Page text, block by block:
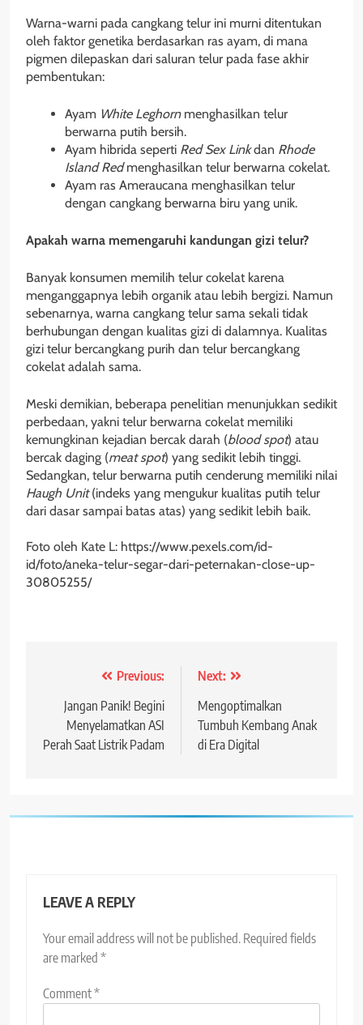
Warna-warni pada cangkang telur ini murni ditentukan
oleh faktor genetika berdasarkan ras ayam, di mana
pigmen dilepaskan dari saluran telur pada fase akhir
pembentukan:
Ayam White Leghorn menghasilkan telur
berwarna putih bersih.
Ayam hibrida seperti Red Sex Linkdan Rhode
Island Redmenghasilkan telur berwarna cokelat.
Ayam ras Ameraucana menghasilkan telur
dengan cangkang berwarna biru yang unik.
Apakah warna memengaruhi kandungan gizi telur?
Banyak konsumen memilih telur cokelat karena
menganggapnya lebih organik atau lebih bergizi. Namun
sebenarnya, warna cangkang telur sama sekali tidak
berhubungan dengan kualitas gizi di dalamnya. Kualitas
gizi telur bercangkang purih dan telur bercangkang
cokelat adalah sama.
Meski demikian, beberapa penelitian menunjukkan sedikit
perbedaan, yakni telur berwarna cokelat memiliki
kemungkinan kejadian bercak darah (blood spot) atau
bercak daging (meat spot) yang sedikit lebih tinggi.
Sedangkan, telur berwarna putih cenderung memiliki nilai
Haugh Unit(indeks yang mengukur kualitas putih telur
dari dasar sampai batas atas) yang sedikit lebih baik.
Foto oleh Kate L: https://www.pexels.com/id-
id/foto/aneka-telur-segar-dari-peternakan-close-up-
30805255/
navigation
Previous:
Jangan Panik! Begini
Menyelamatkan ASI
Perah Saat Listrik Padam
Next:
Mengoptimalkan
Tumbuh Kembang Anak
di Era Digital
LEAVE A REPLY
Your email address will not be published. Required fields
are marked *
Comment*